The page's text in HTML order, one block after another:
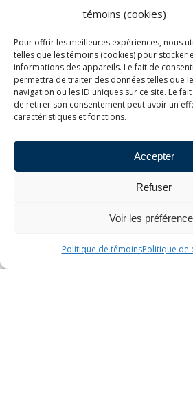
témoins (cookies)
Pour offrir les meilleures expériences, nous
telles que les témoins (cookies) pour stocker
informations des appareils. Le fait de
permettra de traiter des données telles que
navigation ou les ID uniques sur ce site. Le
de retirer son consentement peut avoir un
caractéristiques et fonctions.
Accepter
Refuser
Voir les
Politique de témoinsPolitique de
Kinésiologie
Massothérapie
Non classé
Sport